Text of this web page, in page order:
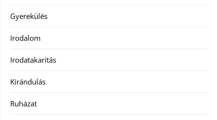
Gyerekülés
Irodalom
Irodatakarítás
Kirándulás
Ruházat